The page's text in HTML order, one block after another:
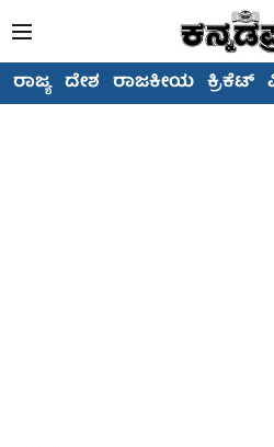
ರಾಜ್ಯ ದೇಶ ರಾಜಕೀಯ ಕ್ರಿಕೆಟ್